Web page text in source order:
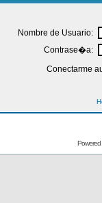
Nombre de Usuario:
Contrase�a:
Conectarme
Powered